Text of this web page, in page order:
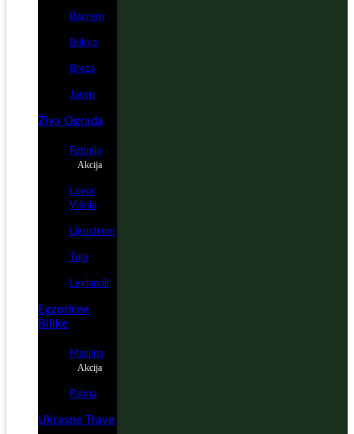
Bagrem
Bukva
Breza
Jasen
Živa Ograda
Fotinija
Akcija
Lovor
Višnja
Ligustrum
Tuja
Leylandii
Egzotične
Biljke
Maslina
Akcija
Palma
Ukrasne Trave